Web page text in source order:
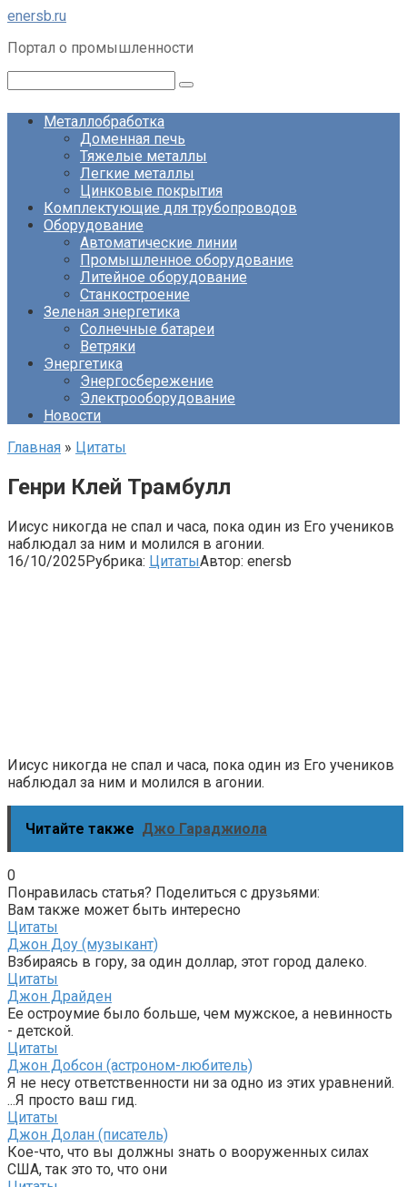
Перейти
контенту
enersb.ru
Портал о промышленности
Металлобработка
Доменная печь
Тяжелые металлы
Легкие металлы
Цинковые покрытия
Комплектующие для трубопроводов
Оборудование
Автоматические линии
Промышленное оборудование
Литейное оборудование
Станкостроение
Зеленая энергетика
Солнечные батареи
Ветряки
Энергетика
Энергосбережение
Электрооборудование
Новости
Главная » Цитаты
Генри Клей Трамбулл
Иисус никогда не спал и часа, пока один из Его учеников
наблюдал за ним и молился в агонии.
16/10/2025Рубрика: ЦитатыАвтор: enersb
Иисус никогда не спал и часа, пока один из Его учеников
наблюдал за ним и молился в агонии.
Читайте также Джо Гараджиола
0
Понравилась статья? Поделиться с друзьями:
Вам также может быть интересно
Цитаты
Джон Доу (музыкант)
Взбираясь в гору, за один доллар, этот город далеко.
Цитаты
Джон Драйден
Ее остроумие было больше, чем мужское, а невинность
- детской.
Цитаты
Джон Добсон (астроном-любитель)
Я не несу ответственности ни за одно из этих уравнений.
...Я просто ваш гид.
Цитаты
Джон Долан (писатель)
Кое-что, что вы должны знать о вооруженных силах
США, так это то, что они